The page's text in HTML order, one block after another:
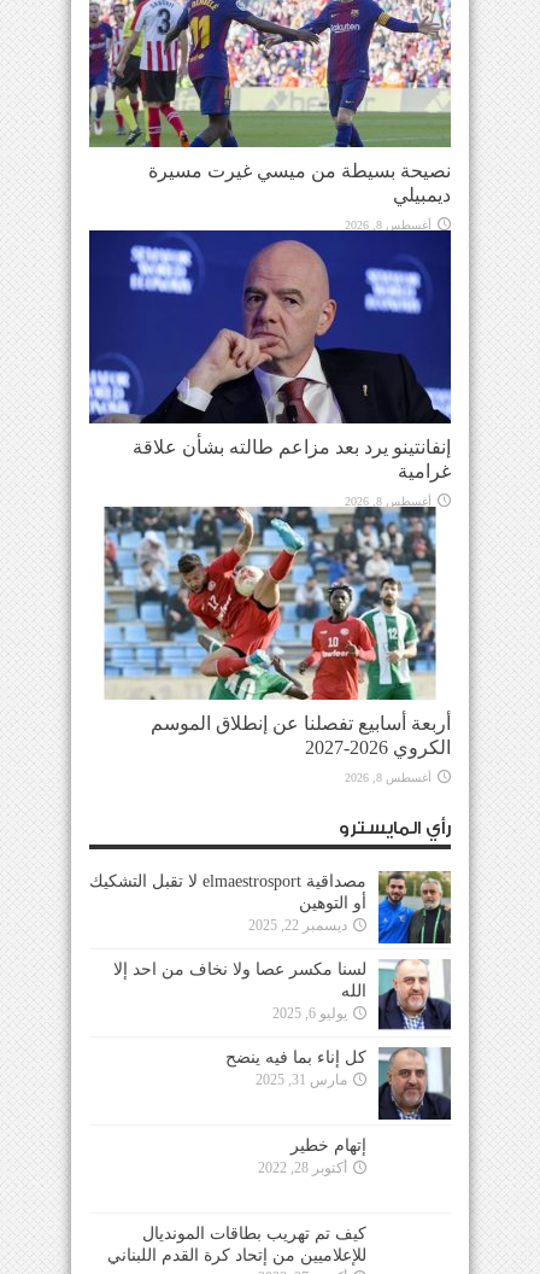
نصيحة بسيطة من ميسي غيرت مسيرة
ديمبيلي
أغسطس 8, 2026
إنفانتينو يرد بعد مزاعم طالته بشأن علاقة
غرامية
أغسطس 8, 2026
أربعة أسابيع تفصلنا عن إنطلاق الموسم
الكروي 2026-2027
أغسطس 8, 2026
رأي المايسترو
مصداقية elmaestrosport لا تقبل التشكيك
أو التوهين
ديسمبر 22, 2025
لسنا مكسر عصا ولا نخاف من احد إلا
الله
يوليو 6, 2025
كل إناء بما فيه ينضح
مارس 31, 2025
إتهام خطير
أكتوبر 28, 2022
كيف تم تهريب بطاقات المونديال
للإعلاميين من إتحاد كرة القدم اللبناني